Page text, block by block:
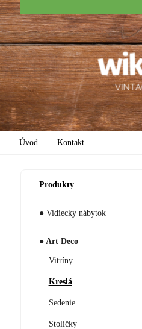
Úvod Kontakt
Produkty
● Vidiecky nábytok
● Art Deco
Vitríny
Kreslá
Sedenie
Stoličky